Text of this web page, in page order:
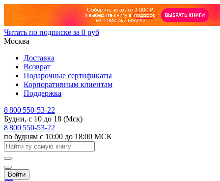
Читать по подписке за 0 руб
Москва
Доставка
Возврат
Подарочные сертификаты
Корпоративным клиентам
Поддержка
8 800 550-53-22
Будни, с 10 до 18 (Мск)
8 800 550-53-22
по будням с 10:00 до 18:00 МСК
Войти